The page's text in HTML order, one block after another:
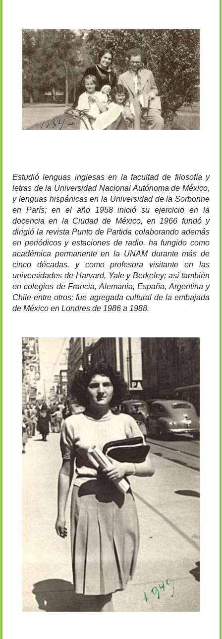
Estudió lenguas inglesas en la facultad de filosofía y
letras de la Universidad Nacional Autónoma de México,
y lenguas hispánicas en la Universidad de la Sorbonne
en París; en el año 1958 inició su ejercicio en la
docencia en la Ciudad de México, en 1966 fundó y
dirigió la revista Punto de Partida colaborando además
en periódicos y estaciones de radio, ha fungido como
académica permanente en la UNAM durante más de
cinco décadas, y como profesora visitante en las
universidades de Harvard, Yale y Berkeley; así también
en colegios de Francia, Alemania, España, Argentina y
Chile entre otros; fue agregada cultural de la embajada
de México en Londres de 1986 a 1988.